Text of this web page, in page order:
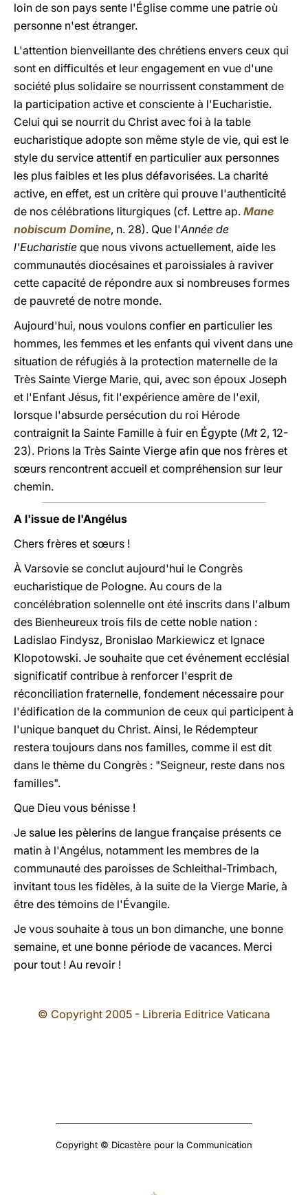
loin de son pays sente l'Église comme une patrie où
personne n'est étranger.
L'attention bienveillante des chrétiens envers ceux qui
sont en difficultés et leur engagement en vue d'une
société plus solidaire se nourrissent constamment de
la participation active et consciente à l'Eucharistie.
Celui qui se nourrit du Christ avec foi à la table
eucharistique adopte son même style de vie, qui est le
style du service attentif en particulier aux personnes
les plus faibles et les plus défavorisées. La charité
active, en effet, est un critère qui prouve l'authenticité
de nos célébrations liturgiques (cf. Lettre ap. Mane
nobiscum Domine, n. 28). Que l'Année de
l'Eucharistie que nous vivons actuellement, aide les
communautés diocésaines et paroissiales à raviver
cette capacité de répondre aux si nombreuses formes
de pauvreté de notre monde.
Aujourd'hui, nous voulons confier en particulier les
hommes, les femmes et les enfants qui vivent dans une
situation de réfugiés à la protection maternelle de la
Très Sainte Vierge Marie, qui, avec son époux Joseph
et l'Enfant Jésus, fit l'expérience amère de l'exil,
lorsque l'absurde persécution du roi Hérode
contraignit la Sainte Famille à fuir en Égypte (Mt2, 12-
23). Prions la Très Sainte Vierge afin que nos frères et
sœurs rencontrent accueil et compréhension sur leur
chemin.
A l'issue de l'Angélus
Chers frères et sœurs !
À Varsovie se conclut aujourd'hui le Congrès
eucharistique de Pologne. Au cours de la
concélébration solennelle ont été inscrits dans l'album
des Bienheureux trois fils de cette noble nation :
Ladislao Findysz, Bronislao Markiewicz et Ignace
Klopotowski. Je souhaite que cet événement ecclésial
significatif contribue à renforcer l'esprit de
réconciliation fraternelle, fondement nécessaire pour
l'édification de la communion de ceux qui participent à
l'unique banquet du Christ. Ainsi, le Rédempteur
restera toujours dans nos familles, comme il est dit
dans le thème du Congrès : "Seigneur, reste dans nos
familles".
Que Dieu vous bénisse !
Je salue les pèlerins de langue française présents ce
matin à l'Angélus, notamment les membres de la
communauté des paroisses de Schleithal-Trimbach,
invitant tous les fidèles, à la suite de la Vierge Marie, à
être des témoins de l'Évangile.
Je vous souhaite à tous un bon dimanche, une bonne
semaine, et une bonne période de vacances. Merci
pour tout ! Au revoir !
© Copyright 2005 - Libreria Editrice Vaticana
Copyright © Dicastère pour la Communication